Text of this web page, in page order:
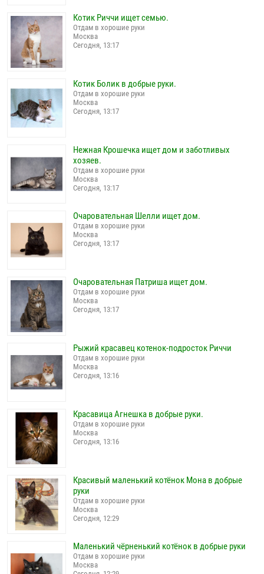
Котик Риччи ищет семью.
Отдам в хорошие руки
Москва
Сегодня, 13:17
Котик Болик в добрые руки.
Отдам в хорошие руки
Москва
Сегодня, 13:17
Нежная Крошечка ищет дом и заботливых
хозяев.
Отдам в хорошие руки
Москва
Сегодня, 13:17
Очаровательная Шелли ищет дом.
Отдам в хорошие руки
Москва
Сегодня, 13:17
Очаровательная Патриша ищет дом.
Отдам в хорошие руки
Москва
Сегодня, 13:17
Рыжий красавец котенок-подросток Риччи
Отдам в хорошие руки
Москва
Сегодня, 13:16
Красавица Агнешка в добрые руки.
Отдам в хорошие руки
Москва
Сегодня, 13:16
Красивый маленький котёнок Мона в добрые
руки
Отдам в хорошие руки
Москва
Сегодня, 12:29
Маленький чёрненький котёнок в добрые руки
Отдам в хорошие руки
Москва